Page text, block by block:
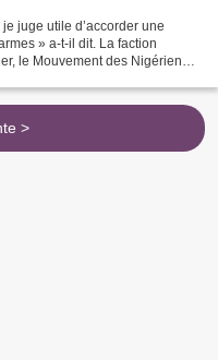
juge utile d’accorder une
» a-t-il dit. La faction
le Mouvement des Nigériens
>